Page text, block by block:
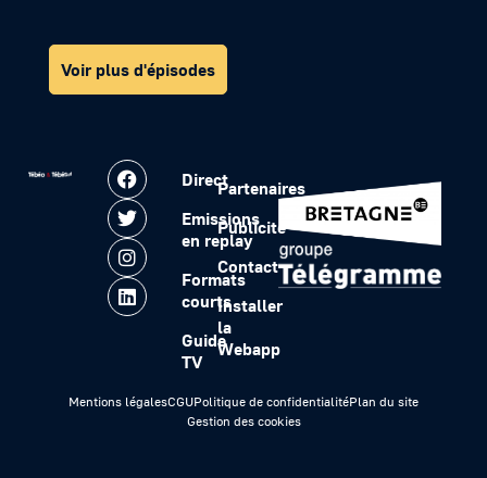
Voir plus d'épisodes
Direct
Emissions
en replay
Formats
courts
Guide
TV
Partenaires
Publicité
Contact
Installer
la
Webapp
Mentions légalesCGUPolitique de confidentialitéPlan du site
Gestion des cookies